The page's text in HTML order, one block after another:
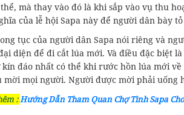
mà thay vào đó là khi sắp vào vụ thu
của lễ hội Sapa này để người dân bày
tục của người dân Sapa nói riêng và
diện để đi cắt lúa mới. Và điều đặc biệt
kín đáo nhất có thể khi rước hồn lúa mới
mời mọi người. Người được mời phải uống
:Hướng Dẫn Tham Quan Chợ Tình Sapa